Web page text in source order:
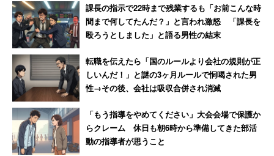
組みによって、「健康経営優良法人2019(ホワイト500)」
にも選定された。
男性社会の建設業界を変えるべく、女性の活躍も積極的に
支援。「新・ダイバーシティ企業100選」(2015年度) に選
定されているほか、建設業界で初めて「均等・両立推進企
業表彰(2017年度)」の厚生労働大臣優良賞も受賞してい
る。
課長の指示で22時まで残業するも「お前こんな時
間まで何してたんだ？」と言われ激怒 「課長を
殴ろうとしました」と語る男性の結末
転職を伝えたら「国のルールより会社の規則が正
しいんだ！」と謎の3ヶ月ルールで恫喝された男
性→その後、会社は吸収合併され消滅
「もう指導をやめてください」大会会場で保護か
らクレーム 休日も朝6時から準備してきた部活
動の指導者が思うこと